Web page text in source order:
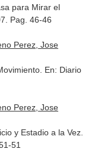
para Mirar el
Pag. 46-46
Perez, Jose
En: Diario
Perez, Jose
y Estadio a la Vez.
51